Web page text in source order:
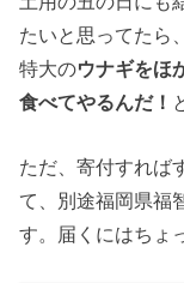
たいと思ってたら、
特大のウナギをほ
食べてやるんだ！
ただ、寄付すれば
て、別途福岡県福
す。届くにはちょ